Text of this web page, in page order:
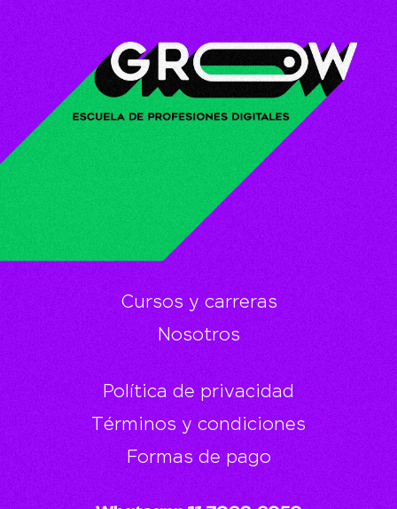
Cursos y carreras
Nosotros
Política de privacidad
Términos y condiciones
Formas de pago